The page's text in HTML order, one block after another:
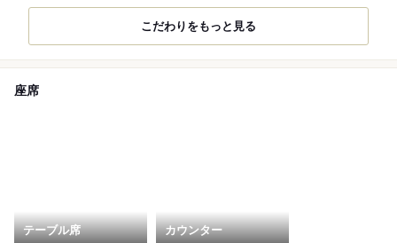
こだわりをもっと見る
座席
テーブル席 カウンター